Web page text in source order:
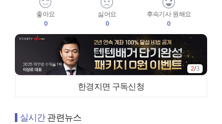
좋아요
0
싫어요
0
후속기사 원해요
0
2/3
한경지면 구독신청
실시간관련뉴스